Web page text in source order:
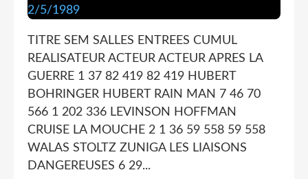
TITRE SEM SALLES ENTREES CUMUL
REALISATEUR ACTEUR ACTEUR APRES LA
GUERRE 1 37 82 419 82 419 HUBERT
BOHRINGER HUBERT RAIN MAN 7 46 70
566 1 202 336 LEVINSON HOFFMAN
CRUISE LA MOUCHE 2 1 36 59 558 59 558
WALAS STOLTZ ZUNIGA LES LIAISONS
DANGEREUSES 6 29...